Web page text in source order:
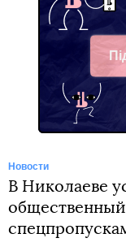
Новости
В Николаеве
общественный